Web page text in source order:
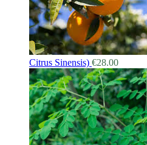
Citrus Sinensis) €28.00